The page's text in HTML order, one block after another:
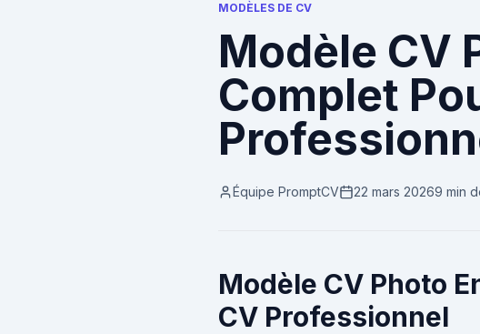
MODÈLES DE CV
Modèle CV
Complet
Équipe PromptCV 22 mars 20269 min
Modèle CV Photo
CV Professionnel